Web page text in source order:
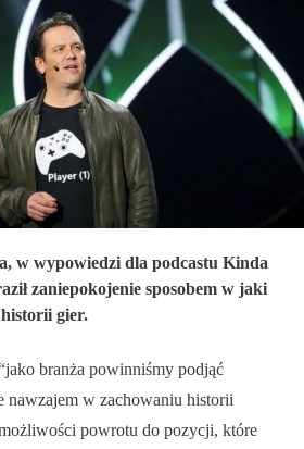
w wypowiedzi dla podcastu Kinda
zaniepokojenie sposobem w jaki
gier.
branża powinniśmy podjąć
nawzajem w zachowaniu historii
powrotu do pozycji, które